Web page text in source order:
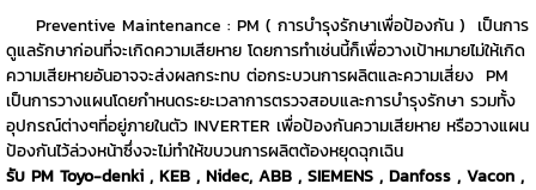
Preventive Maintenance : PM ( การบำรุงรักษาเพื่อป้องกัน ) เป็นการ
ดูแลรักษาก่อนที่จะเกิดความเสียหาย โดยการทำเช่นนี้ก็เพื่อวางเป้าหมายไม่ให้เกิด
ความเสียหายอันอาจจะส่งผลกระทบ ต่อกระบวนการผลิตและความเสี่ยง PM
เป็นการวางแผนโดยกำหนดระยะเวลาการตรวจสอบและการบำรุงรักษา รวมทั้ง
อุปกรณ์ต่างๆที่อยู่ภายในตัว INVERTER เพื่อป้องกันความเสียหาย หรือวางแผน
ป้องกันไว้ล่วงหน้าซึ่งจะไม่ทำให้ขบวนการผลิตต้องหยุดฉุกเฉิน
รับ PM Toyo-denki , KEB , Nidec, ABB , SIEMENS , Danfoss , Vacon ,